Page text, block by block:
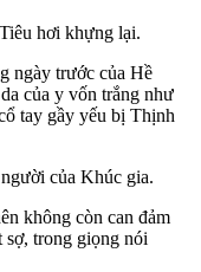
hơi khựng lại.
ngày trước của Hề
của y vốn trắng như
tay gầy yếu bị Thịnh
của Khúc gia.
không còn can đảm
sợ, trong giọng nói